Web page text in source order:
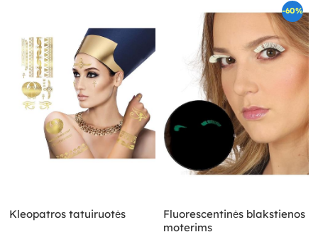
Kleopatros tatuiruotės
-60%
Fluorescentinės blakstienos
moterims